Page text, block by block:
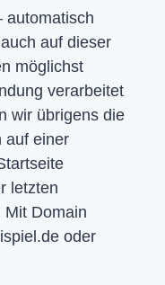
automatisch
auf dieser
möglichst
verarbeitet
wir übrigens die
auf einer
letzten
Mit Domain
oder